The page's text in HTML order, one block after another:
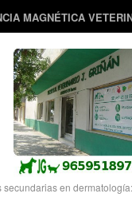
MAGNÉTICA
secundarias en